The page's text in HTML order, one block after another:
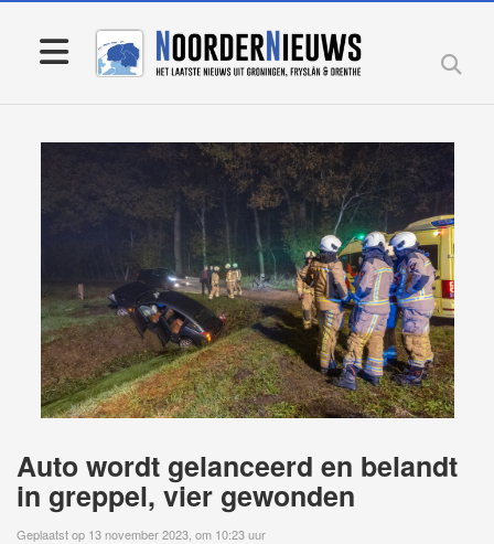
Auto wordt gelanceerd en belandt
in greppel, vier gewonden
Geplaatst op 13 november 2023, om 10:23 uur